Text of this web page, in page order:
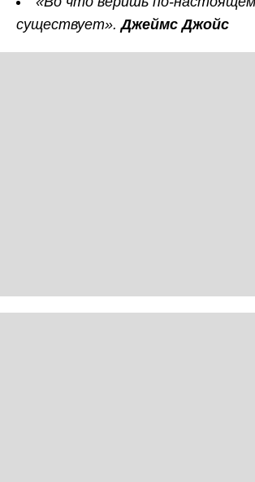
существует».Джеймс Джойс